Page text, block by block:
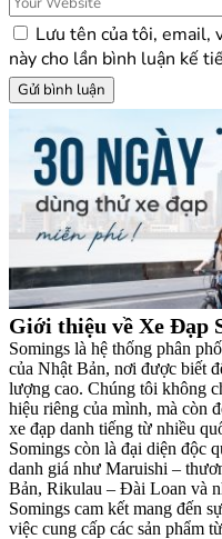
Lưu tên của tôi,
này cho lần bình luận kế
Giới thiệu về Xe Đạp
Somings là hệ thống phân
của Nhật Bản, nơi được biết
lượng cao. Chúng tôi không
hiệu riêng của mình, mà còn
xe đạp danh tiếng từ nhiều
Somings còn là đại diện độc
danh giá như Maruishi –
Bản, Rikulau – Đài Loan và
Somings cam kết mang đến
việc cung cấp các sản phẩm